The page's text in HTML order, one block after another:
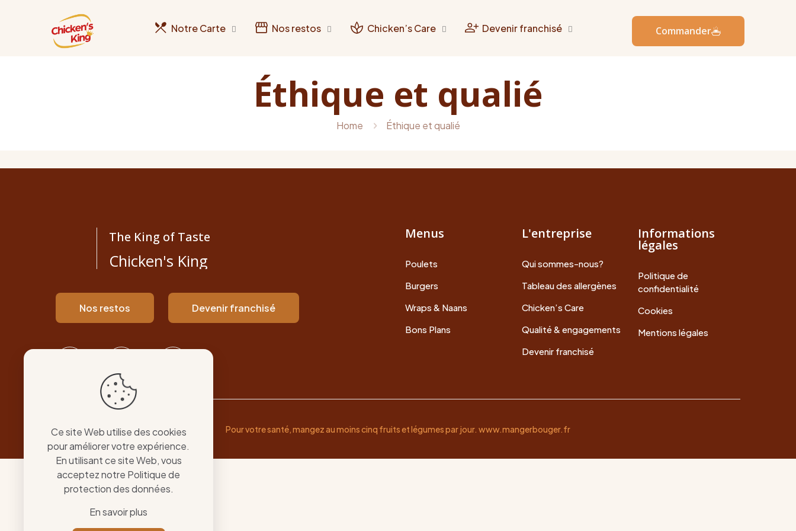
Notre Carte Nos restos Chicken’s Care Devenir franchisé Commander
Éthique et qualié
Home Éthique et qualié
The King of Taste
Chicken's King
Nos restos Devenir franchisé
Menus
Poulets
Burgers
Wraps & Naans
Bons Plans
L'entreprise
Qui sommes-nous?
Tableau des allergènes
Chicken’s Care
Qualité & engagements
Devenir franchisé
Informations
légales
Politique de
confidentialité
Cookies
Mentions légales
Pour votre santé, mangez au moins cinq fruits et légumes par jour. www.mangerbouger.fr
Ce site Web utilise des cookies
pour améliorer votre expérience.
En utilisant ce site Web, vous
acceptez notre Politique de
protection des données.
En savoir plus